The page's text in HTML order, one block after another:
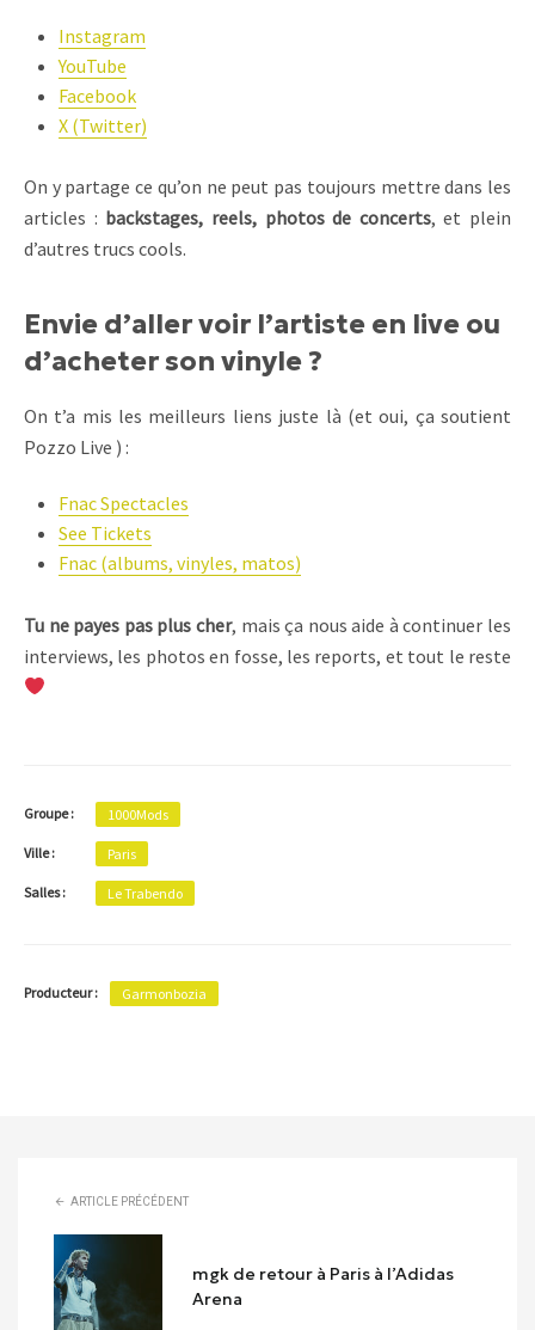
Instagram
YouTube
Facebook
X (Twitter)
On y partage ce qu’on ne peut pas toujours mettre dans les
articles : backstages, reels, photos de concerts, et plein
d’autres trucs cools.
Envie d’aller voir l’artiste en live ou
d’acheter son vinyle ?
On t’a mis les meilleurs liens juste là (et oui, ça soutient
Pozzo Live ) :
Fnac Spectacles
See Tickets
Fnac (albums, vinyles, matos)
Tu ne payes pas plus cher, mais ça nous aide à continuer les
interviews, les photos en fosse, les reports, et tout le reste
Groupe : 1000Mods
Ville : Paris
Salles : Le Trabendo
Producteur : Garmonbozia
ARTICLE PRÉCÉDENT
mgk de retour à Paris à l’Adidas
Arena